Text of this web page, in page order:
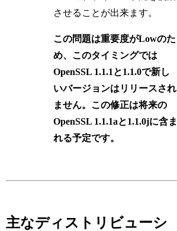
させることが出来ます。
この問題は重要度がLowのた
め、このタイミングでは
OpenSSL 1.1.1と1.1.0で新し
いバージョンはリリースされ
ません。この修正は将来の
OpenSSL 1.1.1aと1.1.0jに含ま
れる予定です。
主なディストリビューシ